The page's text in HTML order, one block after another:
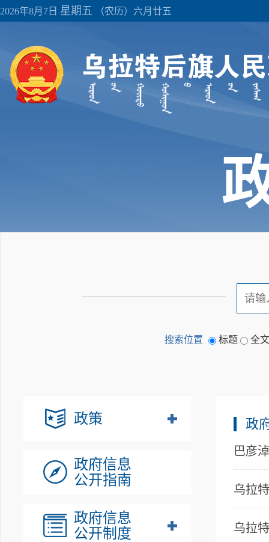
2026年8月7日 星期五 （农历）六月廿五
搜索位置 标题 全
政策
政府信息
公开指南
政府信息
公开制度
政
巴彦
乌拉
乌拉